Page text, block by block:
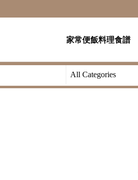
家常便飯料理食譜